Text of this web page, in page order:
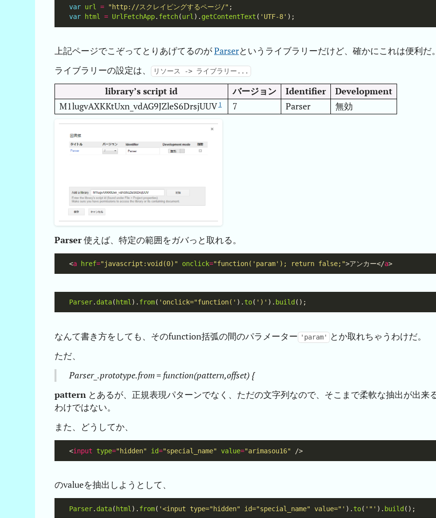
var url = "http://スクレイピングするページ/"
var
html = UrlFetchApp. fetch(url). getContentText ( 'UTF-8'
上記ページでこぞってとりあげてるのがParserというライブラリーだけど、確かにこれは便利だ
ライブラリーの設定は、
リソース -> ライブラリー...
library’s script id バージョン Identifier
Development
M1lugvAXKKtUxn_vdAG9JZleS6DrsjUUV 1 7 Parser 無効
Parser使えば、特定の範囲をガバっと取れる。
<a href="javascript:void(0)" onclick="function('param'); return false;">アンカー</a
Parser. data( html ). from( 'onclick="function(' ). to( ')' ). build
なんて書き方をしても、そのfunction括弧の間のパラメーター 'param'
とか取れちゃうわけだ。
ただ、
Parser_.prototype.from = function(pattern,offset) {
pattern とあるが、正規表現パターンでなく、ただの文字列なので、そこまで柔軟な抽出が出来
わけではない。
また、どうしてか、
<input type="hidden" id="special_name" value="arimasou16"
のvalueを抽出しようとして、
Parser. data( html ). from( '<input type="hidden" id="special_name" value="' ). to( '"' ). build